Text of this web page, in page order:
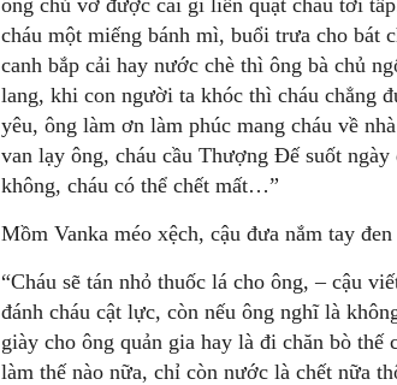
ông chủ vớ được cái gì liền quật cháu tới
cháu một miếng bánh mì, buổi trưa cho bát
canh bắp cải hay nước chè thì ông bà chủ
lang, khi con người ta khóc thì cháu chẳng
yêu, ông làm ơn làm phúc mang cháu về
van lạy ông, cháu cầu Thượng Đế suốt
không, cháu có thể chết mất…”
Mồm Vanka méo xệch, cậu đưa nắm tay
“Cháu sẽ tán nhỏ thuốc lá cho ông, – cậu
đánh cháu cật lực, còn nếu ông nghĩ là
giày cho ông quản gia hay là đi chăn bò thế
làm thế nào nữa, chỉ còn nước là chết nữa